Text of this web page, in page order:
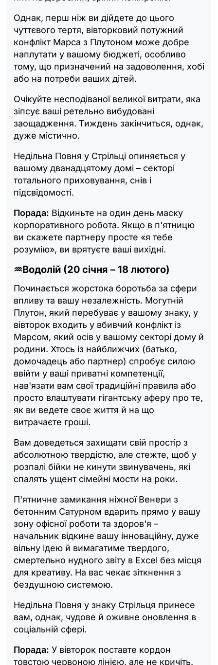
Однак, перш ніж ви дійдете до цього
чуттєвого тертя, вівторковий потужний
конфлікт Марса з Плутоном може добре
наплутати у вашому бюджеті, особливо
тому, що призначений на задоволення, хобі
або на потреби ваших дітей.
Очікуйте несподіваної великої витрати, яка
зіпсує ваші ретельно вибудовані
заощадження. Тиждень закінчиться, однак,
дуже містично.
Недільна Повня у Стрільці опиняється у
вашому дванадцятому домі – секторі
тотального приховування, снів і
підсвідомості.
Порада: Відкиньте на один день маску
корпоративного робота. Якщо в п'ятницю
ви скажете партнеру просте «я тебе
розумію», ви врятуєте ваші вихідні.
♒Водолій (20 січня – 18 лютого)
Починається жорстока боротьба за сфери
впливу та вашу незалежність. Могутній
Плутон, який перебуває у вашому знаку, у
вівторок входить у вбивчий конфлікт із
Марсом, який осів у вашому секторі дому й
родини. Хтось із найближчих (батько,
домочадець або партнер) спробує силою
ввійти у ваші приватні компетенції,
нав'язати вам свої традиційні правила або
просто влаштувати гігантську аферу про те,
як ви ведете своє життя й на що
витрачаєте гроші.
Вам доведеться захищати свій простір з
абсолютною твердістю, але стежте, щоб у
розпалі бійки не кинути звинувачень, які
спалять ущент сімейні мости на роки.
П'ятничне замикання ніжної Венери з
бетонним Сатурном вдарить прямо у вашу
зону офісної роботи та здоров'я –
начальник відкине вашу інноваційну, дуже
вільну ідею й вимагатиме твердого,
смертельно нудного звіту в Excel без місця
для креативу. На вас чекає зіткнення з
бездушною системою.
Недільна Повня у знаку Стрільця принесе
вам, однак, чудове й оживне оновлення в
соціальній сфері.
Порада: У вівторок поставте кордон
товстою червоною лінією, але не кричіть.